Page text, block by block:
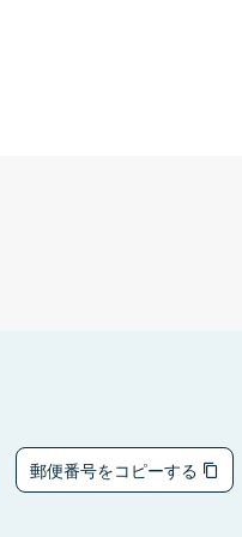
郵便番号をコピーする